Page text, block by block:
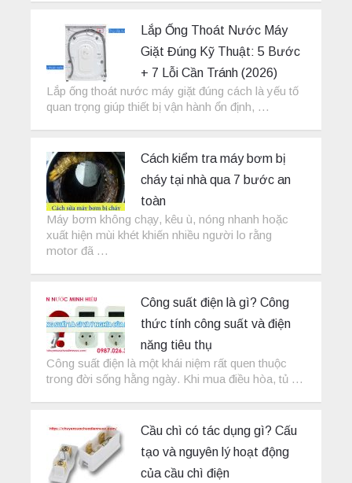
Lắp Ống Thoát Nước Máy
Giặt Đúng Kỹ Thuật: 5 Bước
+ 7 Lỗi Cần Tránh (2026)
Lắp ống thoát nước máy giặt đúng cách là yếu tố
quan trọng giúp thiết bị vận hành ổn định, …
Cách kiểm tra máy bơm bị
cháy tại nhà qua 7 bước an
toàn
Máy bơm không chạy, kêu ù, nóng nhanh hoặc
xuất hiện mùi khét khiến nhiều người lo rằng
motor đã …
Công suất điện là gì? Công
thức tính công suất và điện
năng tiêu thụ
Công suất điện là một khái niệm rất quen thuộc
trong đời sống hằng ngày. Khi mua điều hòa, tủ …
Cầu chì có tác dụng gì? Cấu
tạo và nguyên lý hoạt động
của cầu chì điện